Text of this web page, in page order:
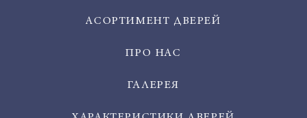
АСОРТИМЕНТ ДВЕРЕЙ
ПРО НАС
ГАЛЕРЕЯ